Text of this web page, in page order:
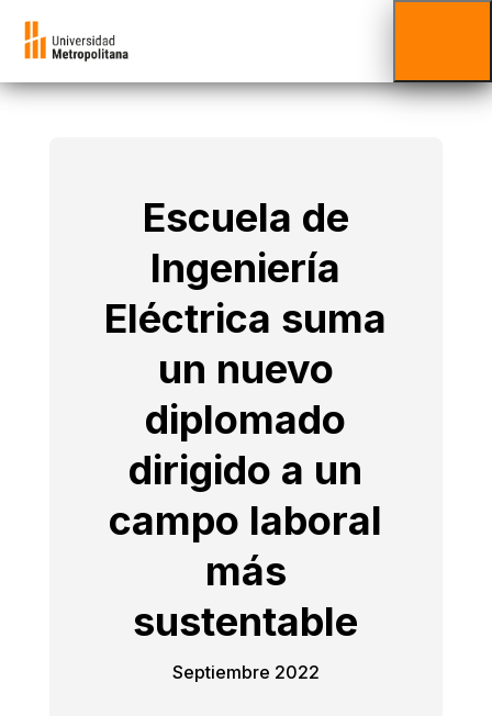
Escuela de
Ingeniería
Eléctrica suma
un nuevo
diplomado
dirigido a un
campo laboral
más
sustentable
Septiembre 2022